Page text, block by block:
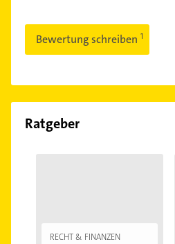
Bewertung schreiben
Ratgeber
RECHT & FINANZEN